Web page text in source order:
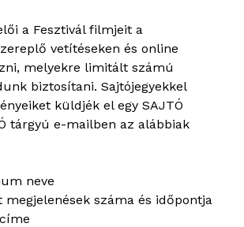
a Fesztivál filmjeit a
vetítéseken és online
melyekre limitált számú
biztosítani. Sajtójegyekkel
küldjék el egy SAJTÓ
tárgyú e-mailben az alábbiak
neve
megjelenések száma és időpontja